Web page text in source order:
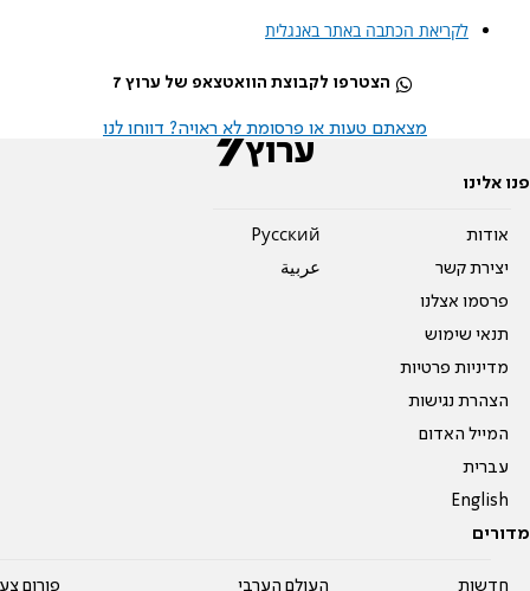
לקריאת הכתבה באתר באנגלית
הצטרפו לקבוצת הוואטצאפ של ערוץ 7
מצאתם טעות או פרסומת לא ראויה? דווחו לנו
פנו אלינו
אודות
יצירת קשר
פרסמו אצלנו
תנאי שימוש
מדיניות פרטיות
הצהרת נגישות
המייל האדום
עברית
English
Pусский
عربية
מדורים
חדשות העולם הערבי פורום